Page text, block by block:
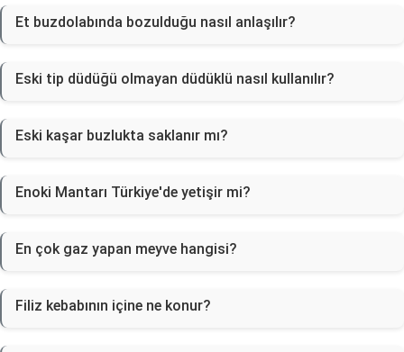
Et buzdolabında bozulduğu nasıl anlaşılır?
Eski tip düdüğü olmayan düdüklü nasıl kullanılır?
Eski kaşar buzlukta saklanır mı?
Enoki Mantarı Türkiye'de yetişir mi?
En çok gaz yapan meyve hangisi?
Filiz kebabının içine ne konur?